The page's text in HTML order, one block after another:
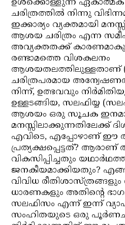
ഉള്‍ക്കൊള്ളുന്ന ഏകാത്മക
ചരിത്രത്തില്‍ നിന്നു
ഇക്കാര്യം വ്യക്തമായി
ആശയ ചരിത്രം എന്ന
അവ്യക്തതക്ക്
രണ്ടാമത്തെ വിശകലനം
ആശയതലത്തിലുള്ളതാണ്
ചരിത്രപരമായ
നിന്ന്, ഉത്ഭവവും
ഉള്ളടങ്ങിയ, സലഫിയ്യ
ആശയം ഒരു സൂചക
മനസ്സിലാക്കുന്നതിലേക്ക്
എവിടെ, എപ്പോഴാണ് ഈ
പ്രത്യക്ഷപ്പെട്ടത്? ആരാണ്
വികസിപ്പിച്ചതും
ജനകീയമാക്കിയതും?
വിവിധ
ധാരണകളും അതിന്റെ
സലഫിസം എന്ന് ഇന്ന്
സംഹിതയുടെ ഒരു